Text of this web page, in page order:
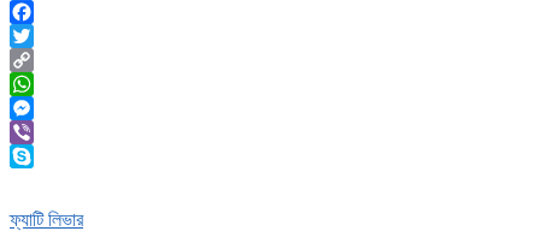
Facebook
Twitter
Copy
Link
WhatsApp
Messenger
Viber
ফ্যাটি লিভার